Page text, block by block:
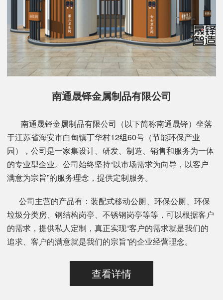
南通晟铎金属制品有限公司
南通晟铎金属制品有限公司（以下简称南通晟铎）坐落
于江苏省海安市白甸镇丁华村12组60号（节能环保产业
园），公司是一家集设计、研发、制造、销售和服务为一体
的专业型企业。公司始终坚持“以市场需求为向导，以客户
满意为宗旨”的服务理念，提供定制服务。
公司主营的产品有：装配式移动公厕、环保公厕、环保
垃圾分类房、钢结构岗亭、不锈钢岗亭等等，可以根据客户
的需求，提供私人定制，真正实现“客户的需求就是我们的
追求、客户的满意就是我们的宗旨”的企业经营理念。
查看详情